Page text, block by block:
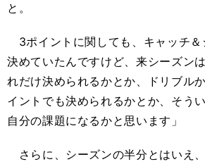
と。
3ポイントに関しても、キャッチ＆
決めていたんですけど、来シーズン
れだけ決められるかとか、ドリブル
イントでも決められるかとか、そう
自分の課題になるかと思います」
さらに、シーズンの半分とはいえ